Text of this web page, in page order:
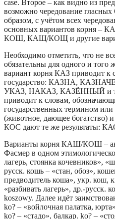
case. Второе – как видно из
возможно чередование
образом, с учётом всех
основных вариантов корня
КОШ, КАЩ/КОЩ и другие
Необходимо отметить, что не
обязательны для одного и того
вариант корня КАЗ приводит к
государство: КАЗНА,
УКАЗ, НАКАЗ, КАЗЁННЫЙ и
приводит к словам,
государственных термином
(животное, дающее богатство)
КОС дают те же результаты:
Варианты корня КАШ/КОШ –
Фасмер в одном
лагерь, стоянка кочевников»,
русск. кошь – «стан, обоз»,
предводитель коша», укр. кош,
«разбивать лагерь», др.-русск.
koszowy. Далее идёт
kо? – «войлочная палатка,
kо? – «стадо», балкар. kо? –